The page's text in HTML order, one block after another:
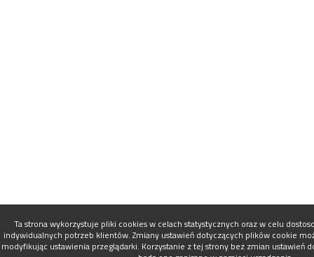
Ta strona wykorzystuje pliki cookies w celach statystycznych oraz w celu
indywidualnych potrzeb klientów. Zmiany ustawień dotyczących plików cookie
modyfikując ustawienia przeglądarki. Korzystanie z tej strony bez zmian ustawień